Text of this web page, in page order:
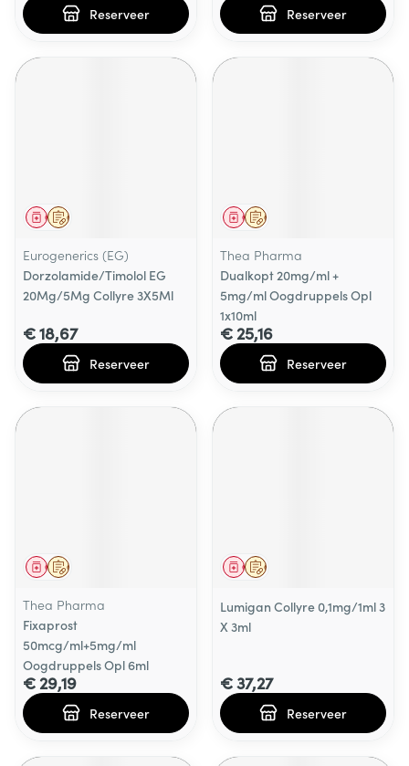
Reserveer Reserveer
Op voorschrift
Geneesmiddel
Eurogenerics (EG)
Dorzolamide/Timolol EG
20Mg/5Mg Collyre 3X5Ml
€ 18,67
Reserveer
Op voorschrift
Geneesmiddel
Thea Pharma
Dualkopt 20mg/ml +
5mg/ml Oogdruppels Opl
1x10ml
€ 25,16
Reserveer
Op voorschrift
Geneesmiddel
Thea Pharma
Fixaprost
50mcg/ml+5mg/ml
Oogdruppels Opl 6ml
€ 29,19
Reserveer
Op voorschrift
Geneesmiddel
Lumigan Collyre 0,1mg/1ml 3
X 3ml
€ 37,27
Reserveer